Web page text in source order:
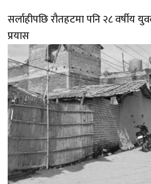
सर्लाहीपछि रौतहटमा पनि २८ वर्षीय
प्रयास